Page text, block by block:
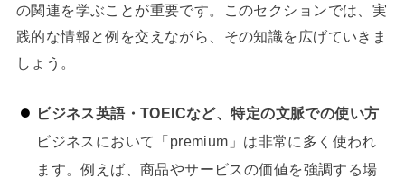
の関連を学ぶことが重要です。このセクションでは、実
践的な情報と例を交えながら、その知識を広げていきま
しょう。
ビジネス英語・TOEICなど、特定の文脈での使い方
ビジネスにおいて「premium」は非常に多く使われ
ます。例えば、商品やサービスの価値を強調する場